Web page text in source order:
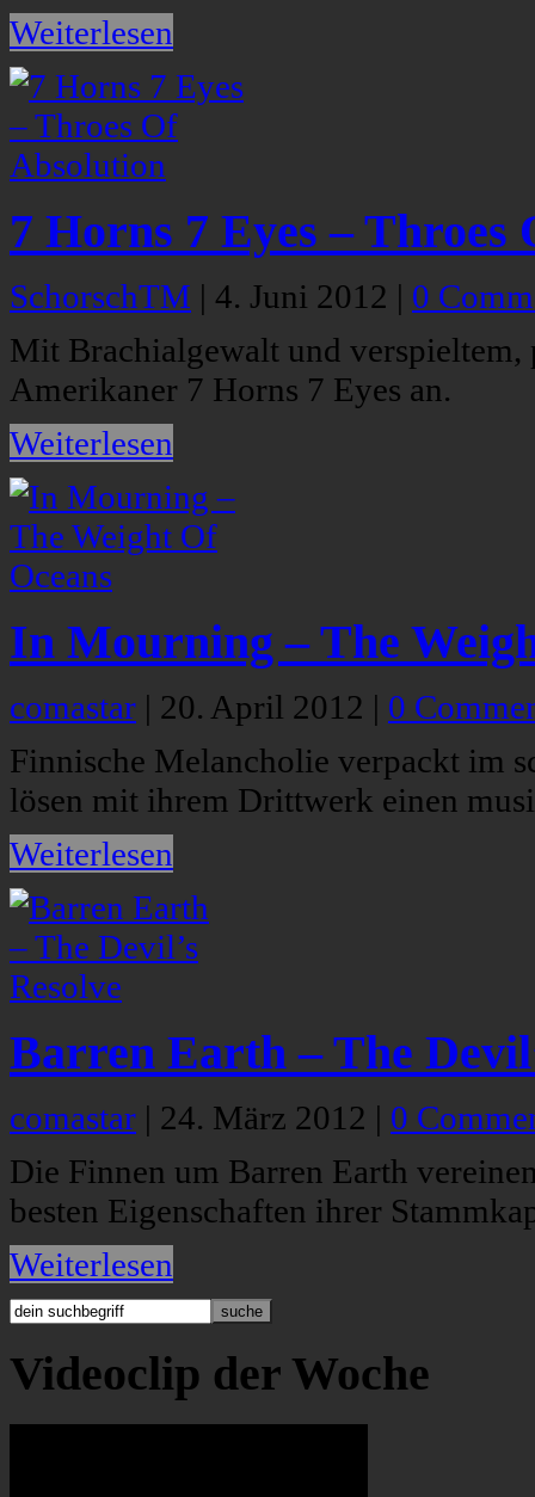
Weiterlesen
7 Horns 7 Eyes – Throes
SchorschTM | 4. Juni 2012 | 0
Mit Brachialgewalt und
Amerikaner 7 Horns 7 Eyes an.
Weiterlesen
In Mourning – The
comastar | 20. April 2012 | 0
Finnische Melancholie verpackt im
lösen mit ihrem Drittwerk einen
Weiterlesen
Barren Earth – The
comastar | 24. März 2012 | 0
Die Finnen um Barren Earth
besten Eigenschaften ihrer
Weiterlesen
Videoclip der Woche